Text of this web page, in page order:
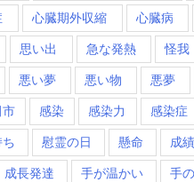
心臓期外収縮 心臓病
思い出 急な発熱 怪我
悪い夢 悪い物 悪夢
市 感染 感染力 感染症
慰霊の日 懸命 成績
成長発達 手が温かい 手